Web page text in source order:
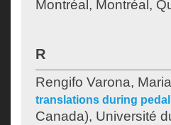
Montréal, Montréal,
R
Rengifo Varona,
translations during
Canada), Université